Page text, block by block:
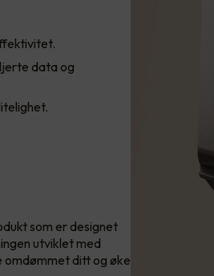
data og
som er designet
utviklet med
omdømmet ditt og øke